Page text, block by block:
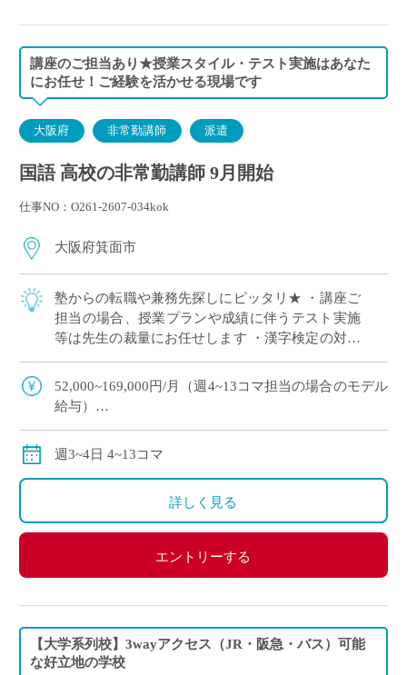
講座のご担当あり★授業スタイル・テスト実施はあなた
にお任せ！ご経験を活かせる現場です
大阪府 非常勤講師 派遣
国語 高校の非常勤講師 9月開始
仕事NO：O261-2607-034kok
大阪府箕面市
塾からの転職や兼務先探しにピッタリ★ ・講座ご
担当の場合、授業プランや成績に伴うテスト実施
等は先生の裁量にお任せします ・漢字検定の対策
い ・通常の国語科のご指導は、教科書レベ […]
52,000~169,000円/月（週4~13コマ担当の場合のモデル
給与）
週3~4日 4~13コマ
詳しく見る
エントリーする
【大学系列校】3wayアクセス（JR・阪急・バス）可能
な好立地の学校